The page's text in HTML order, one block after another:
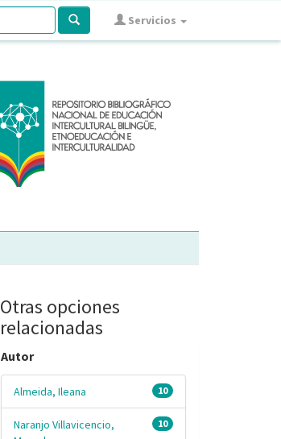
Servicios
Otras opciones
relacionadas
Autor
10
Almeida, Ileana
10
Naranjo Villavicencio,